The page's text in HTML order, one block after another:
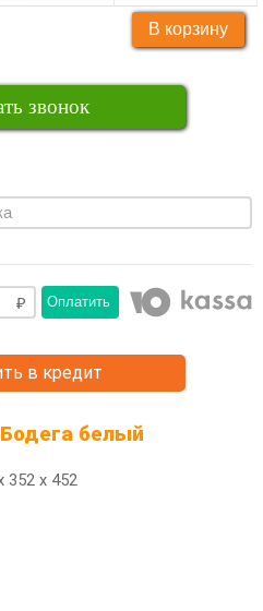
звонок
Оплатить
в кредит
белый
352 х 452